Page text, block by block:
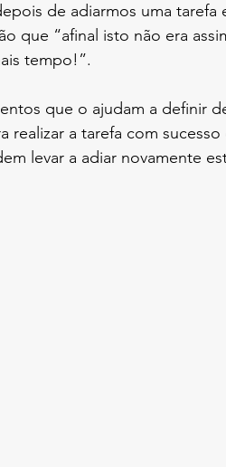
de adiarmos uma tarefa
que “afinal isto não era
tempo!”.
que o ajudam a definir
realizar a tarefa com
levar a adiar novamente